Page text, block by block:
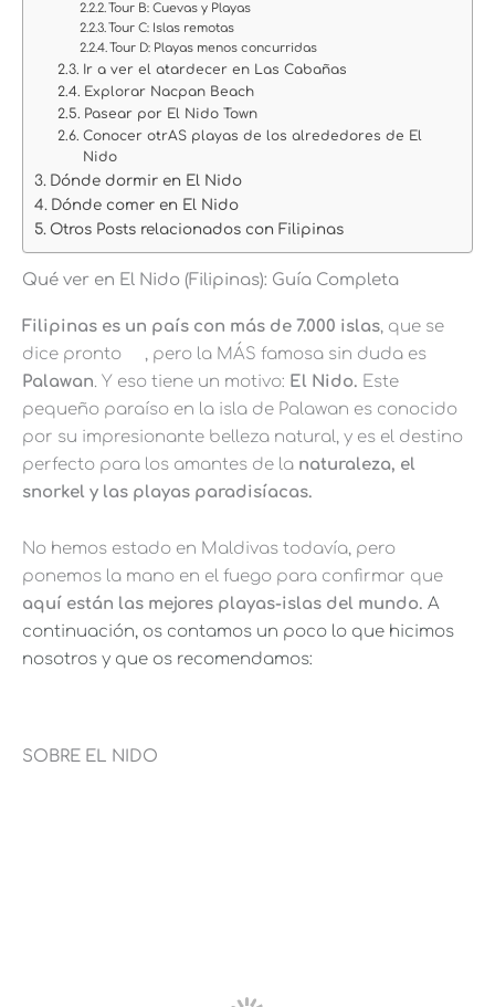
Tour B: Cuevas y Playas
Tour C: Islas remotas
Tour D: Playas menos concurridas
Ir a ver el atardecer en Las Cabañas
Explorar Nacpan Beach
Pasear por El Nido Town
Conocer otrAS playas de los alrededores de El
Nido
Dónde dormir en El Nido
Dónde comer en El Nido
Otros Posts relacionados con Filipinas
Qué ver en El Nido (Filipinas): Guía Completa
Filipinas es un país con más de 7.000 islas, que se
dice pronto
, pero la MÁS famosa sin duda es
Palawan. Y eso tiene un motivo: El Nido. Este
pequeño paraíso en la isla de Palawan es conocido
por su impresionante belleza natural, y es el destino
perfecto para los amantes de la naturaleza, el
snorkel y las playas paradisíacas.
No hemos estado en Maldivas todavía, pero
ponemos la mano en el fuego para confirmar que
aquí están las mejores playas-islas del mundo. A
continuación, os contamos un poco lo que hicimos
nosotros y que os recomendamos:
SOBRE EL NIDO